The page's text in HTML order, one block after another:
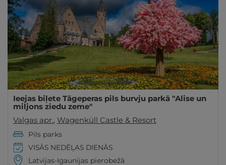
Ieejas biļete Tāgeperas pils burvju parkā "Alise un
miljons ziedu zeme"
Valgas apr., Wagenküll Castle & Resort
Pils parks
VISĀS NEDĒĻAS DIENĀS
Latvijas-Igaunijas pierobežā